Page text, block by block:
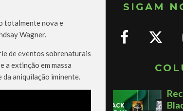
totalmente nova e
Wagner.
de eventos sobrenaturais
a extinção em massa
da aniquilação iminente.
SIGAM